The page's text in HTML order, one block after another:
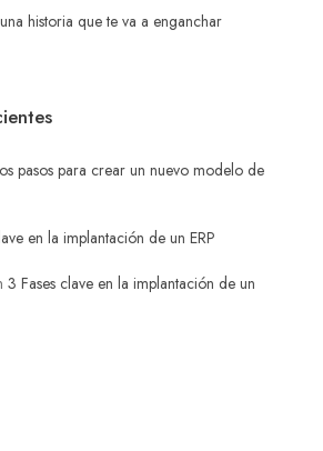
historia que te va a enganchar
pasos para crear un nuevo modelo de
en la implantación de un ERP
3 Fases clave en la implantación de un